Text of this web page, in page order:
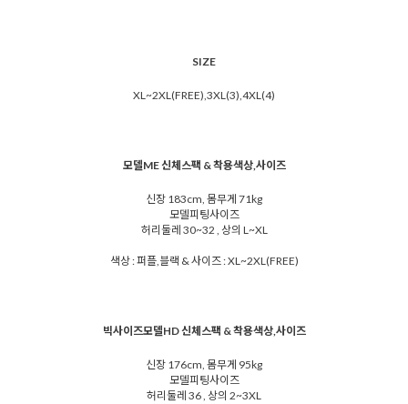
SIZE
XL~2XL(FREE),3XL(3),4XL(4)
모델ME 신체스팩 & 착용색상,사이즈
신장 183cm, 몸무게 71kg
모델피팅사이즈
허리둘레 30~32 , 상의 L~XL
색상 : 퍼플,블랙 & 사이즈 : XL~2XL(FREE)
빅사이즈모델HD 신체스팩 & 착용색상,사이즈
신장 176cm, 몸무게 95kg
모델피팅사이즈
허리둘레 36 , 상의 2~3XL